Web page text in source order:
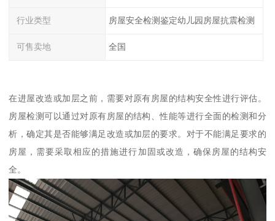
行业类型 房屋安全检测鉴定幼儿园房屋抗震检测
可售卖地 全国
在进屋改造或加层之前，需要对原有房屋的结构安全性进行评估。
房屋检测可以通过对原有房屋的结构、性能等进行全面的检测和分
析，确定其是否能够满足改造或加层的要求。对于不能满足要求的
房屋，需要采取相应的措施进行加固或改造，确保房屋的结构安
全。